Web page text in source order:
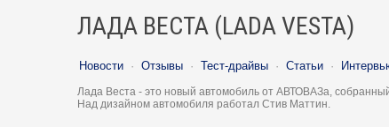
ЛАДА ВЕСТА (LADA VESTA)
Новости · Отзывы · Тест-драйвы · Статьи ·
Лада Веста - это новый автомобиль от АВТОВАЗа,
Над дизайном автомобиля работал Стив Маттин.